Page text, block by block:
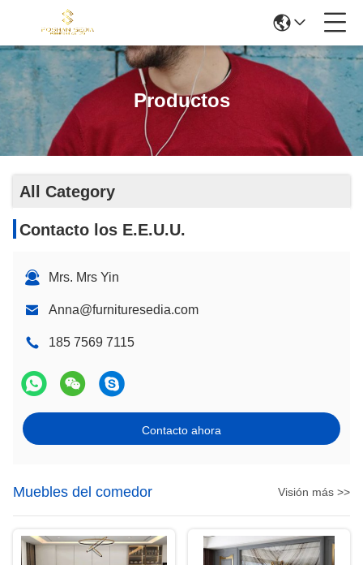
Productos
All Category
Contacto los E.E.U.U.
Mrs. Mrs Yin
Anna@furnituresedia.com
185 7569 7115
Contacto ahora
Muebles del comedor Visión más >>